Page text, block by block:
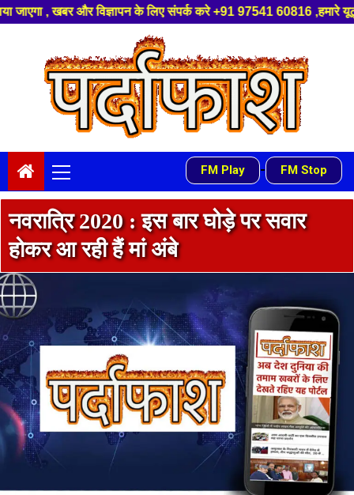
संपर्क करे +91 97541 60816 ,हमारे यूट्यूब चैनल को सबस्क्राइब करें,
content
Menu
FM Play - FM Stop
नवरात्रि 2020 : इस बार घोड़े पर सवार
होकर आ रही हैं मां अंबे